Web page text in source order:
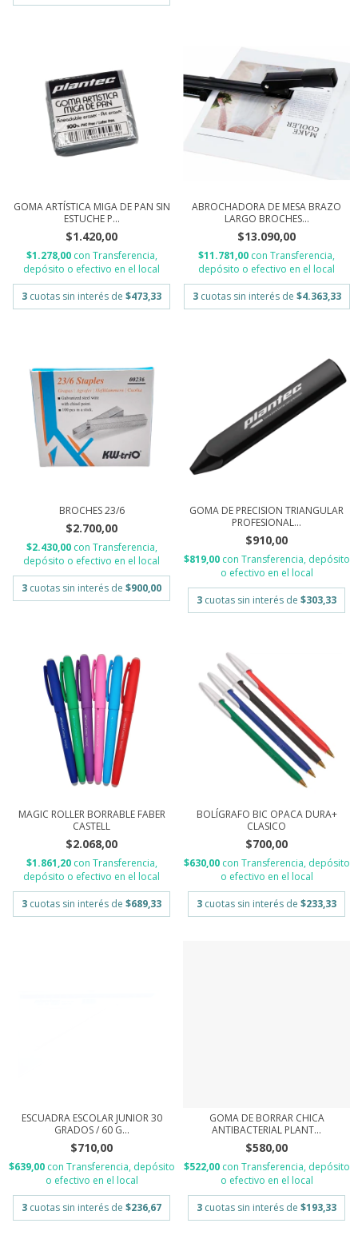
GOMA ARTÍSTICA MIGA DE PAN SIN
ESTUCHE P...
$1.420,00
$1.278,00 con Transferencia,
depósito o efectivo en el local
3 cuotas sin interés de $473,33
ABROCHADORA DE MESA BRAZO
LARGO BROCHES...
$13.090,00
$11.781,00 con Transferencia,
depósito o efectivo en el local
3 cuotas sin interés de $4.363,33
BROCHES 23/6
$2.700,00
$2.430,00 con Transferencia,
depósito o efectivo en el local
3 cuotas sin interés de $900,00
GOMA DE PRECISION TRIANGULAR
PROFESIONAL...
$910,00
$819,00 con Transferencia, depósito
o efectivo en el local
3 cuotas sin interés de $303,33
MAGIC ROLLER BORRABLE FABER
CASTELL
$2.068,00
$1.861,20 con Transferencia,
depósito o efectivo en el local
3 cuotas sin interés de $689,33
BOLÍGRAFO BIC OPACA DURA+
CLASICO
$700,00
$630,00 con Transferencia, depósito
o efectivo en el local
3 cuotas sin interés de $233,33
ESCUADRA ESCOLAR JUNIOR 30
GRADOS / 60 G...
$710,00
$639,00 con Transferencia, depósito
o efectivo en el local
3 cuotas sin interés de $236,67
GOMA DE BORRAR CHICA
ANTIBACTERIAL PLANT...
$580,00
$522,00 con Transferencia, depósito
o efectivo en el local
3 cuotas sin interés de $193,33